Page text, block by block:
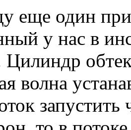
еще один
у нас в
Цилиндр
волна
запустить